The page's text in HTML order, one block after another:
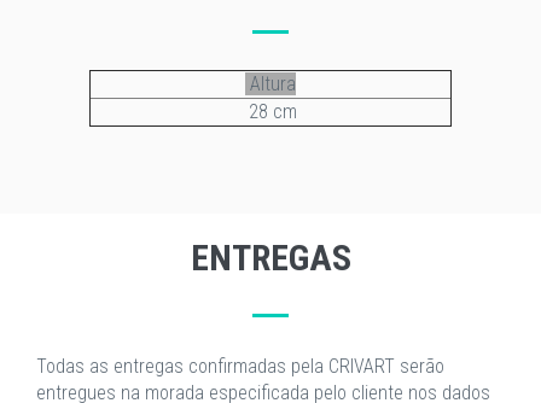
Altura
28 cm
ENTREGAS
Todas as entregas confirmadas pela CRIVART serão
entregues na morada especificada pelo cliente nos dados